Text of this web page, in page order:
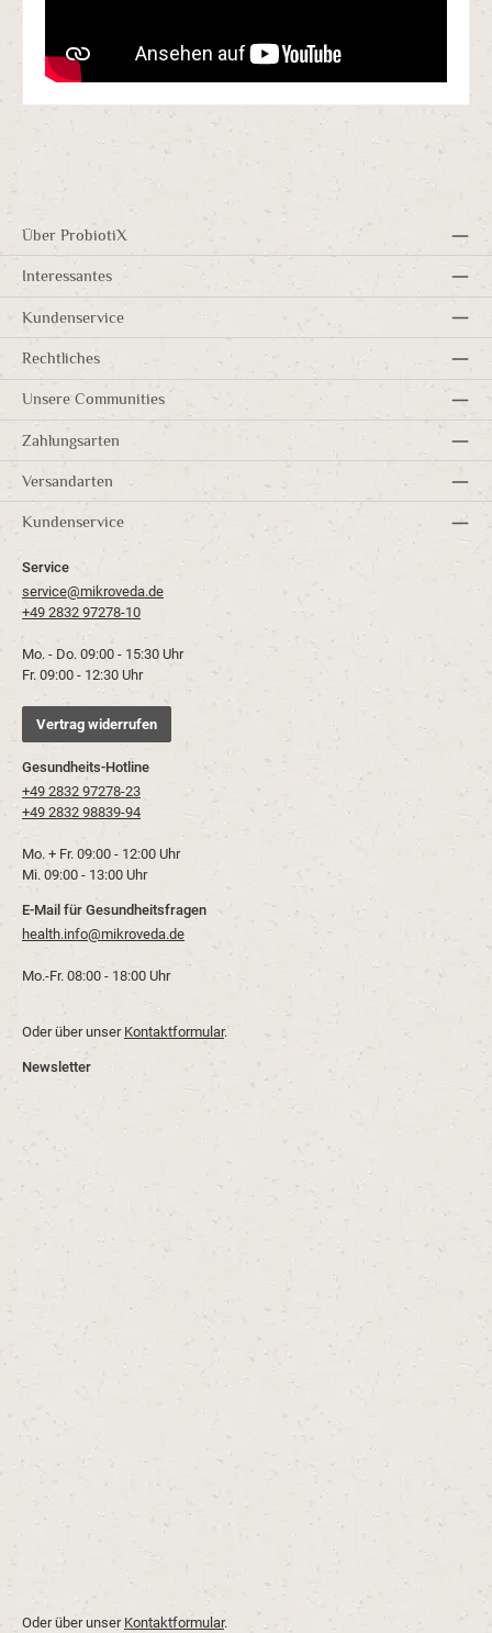
Über ProbiotiX
Interessantes
Kundenservice
Rechtliches
Kundenservice
Service
service@mikroveda.de
+49 2832 97278-10
Mo. - Do. 09:00 - 15:30 Uhr
Fr. 09:00 - 12:30 Uhr
Vertrag widerrufen
Gesundheits-Hotline
+49 2832 97278-23
+49 2832 98839-94
Mo. + Fr. 09:00 - 12:00 Uhr
Mi. 09:00 - 13:00 Uhr
E-Mail für Gesundheitsfragen
health.info@mikroveda.de
Mo.-Fr. 08:00 - 18:00 Uhr
Oder über unser Kontaktformular.
Newsletter
Oder über unser Kontaktformular.
Unsere Communities
Zahlungsarten
Versandarten